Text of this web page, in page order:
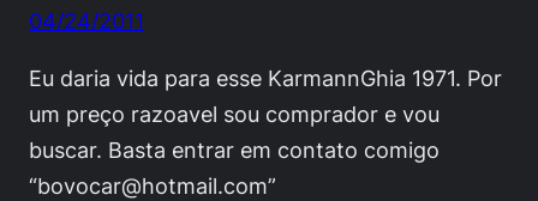
04/24/2011
Eu daria vida para esse KarmannGhia 1971. Por
um preço razoavel sou comprador e vou
buscar. Basta entrar em contato comigo
“bovocar@hotmail.com”